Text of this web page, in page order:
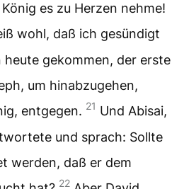
es zu Herzen nehme!
wohl, daß ich gesündigt
heute gekommen, der erste
um hinabzugehen,
entgegen. 21 Und Abisai,
und sprach: Sollte
werden, daß er dem
22